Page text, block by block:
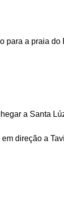
para a praia do
a Santa
direção a